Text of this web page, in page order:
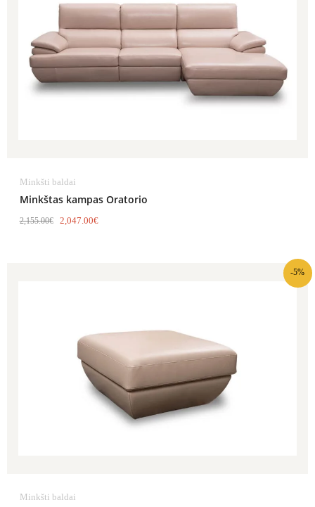
Minkšti baldai
Minkštas kampas Oratorio
2,155.00€ 2,047.00€
-5%
Minkšti baldai